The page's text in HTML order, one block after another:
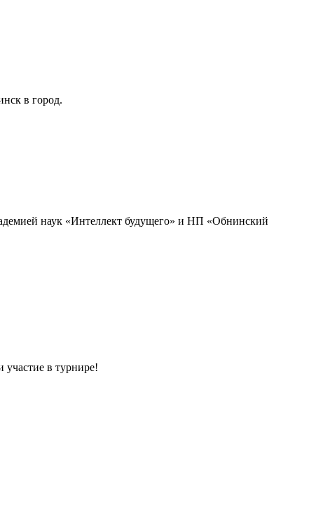
в город.
наук «Интеллект будущего» и НП «Обнинский
в турнире!